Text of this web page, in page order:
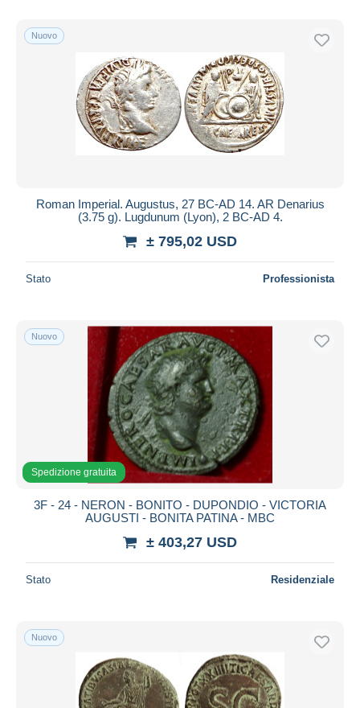
Spedizione gratuita
Metodi di pagamento
PayPal
Bonifico bancario
Visa
Mastercard
Maestro
Residenza del venditore
Aggiorna
Nuovo
Roman Imperial. Augustus, 27 BC-AD 14. AR Denarius
(3.75 g). Lugdunum (Lyon), 2 BC-AD 4.
± 795,02 USD
Stato Professionista
Nuovo
Spedizione gratuita
3F - 24 - NERON - BONITO - DUPONDIO - VICTORIA
AUGUSTI - BONITA PATINA - MBC
± 403,27 USD
Stato Residenziale
Nuovo